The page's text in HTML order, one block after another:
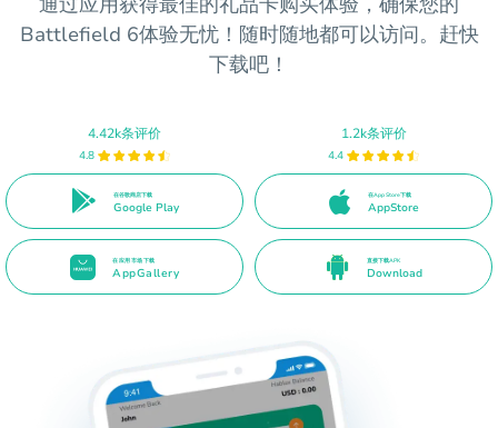
Battlefield 6体验无忧！随时随地都可以访问。赶快
下载吧！
4.42k条评价
4.8
在谷歌商店下载
Google Play
1.2k条评价
4.4
在App Store下载
AppStore
在应用市场下载
AppGallery
直接下载APK
Download